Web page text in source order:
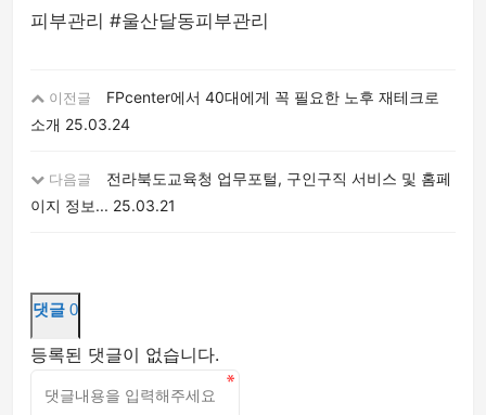
피부관리 #울산달동피부관리
이전글
FPcenter에서 40대에게 꼭 필요한 노후 재테크로
소개 25.03.24
다음글
전라북도교육청 업무포털, 구인구직 서비스 및 홈페
이지 정보... 25.03.21
댓글 0
등록된 댓글이 없습니다.